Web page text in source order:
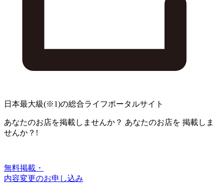
日本最大級(※1)の総合ライフポータルサイト
あなたのお店を掲載しませんか？ あなたのお店を 掲載しま
せんか？!
無料掲載・
内容変更のお申し込み